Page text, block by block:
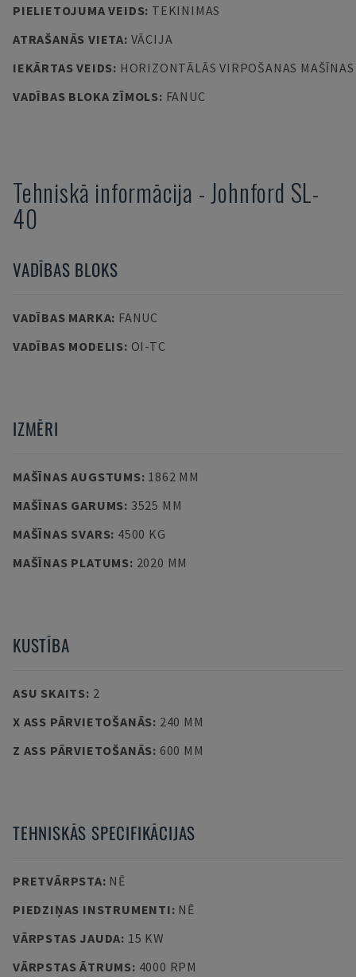
PIELIETOJUMA VEIDS: TEKINIMAS
ATRAŠANĀS VIETA: VĀCIJA
IEKĀRTAS VEIDS: HORIZONTĀLĀS VIRPOŠANAS MAŠĪNAS
VADĪBAS BLOKA ZĪMOLS: FANUC
Tehniskā informācija -Johnford SL-
40
VADĪBAS BLOKS
VADĪBAS MARKA: FANUC
VADĪBAS MODELIS: OI-TC
IZMĒRI
MAŠĪNAS AUGSTUMS: 1862 MM
MAŠĪNAS GARUMS: 3525 MM
MAŠĪNAS SVARS: 4500 KG
MAŠĪNAS PLATUMS: 2020 MM
KUSTĪBA
ASU SKAITS: 2
X ASS PĀRVIETOŠANĀS: 240 MM
Z ASS PĀRVIETOŠANĀS: 600 MM
TEHNISKĀS SPECIFIKĀCIJAS
PRETVĀRPSTA: NĒ
PIEDZIŅAS INSTRUMENTI: NĒ
VĀRPSTAS JAUDA: 15 KW
VĀRPSTAS ĀTRUMS: 4000 RPM